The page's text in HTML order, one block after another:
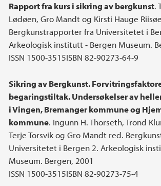
Rapport fra kurs i sikring av bergkunst.
Lødøen, Gro Mandt og Kirsti Hauge
Bergkunstrapporter fra Universitetet i
Arkeologisk institutt - Bergen Museum.
ISSN 1500-3515ISBN 82-90273-64-9
Sikring av Bergkunst.
begaringstiltak. Undersøkelser av
i Vingen, Bremanger kommune og
kommune. Ingunn H. Thorseth, Trond
Terje Torsvik og Gro Mandt red.
Universitetet i Bergen 2. Arkeologisk
Museum. Bergen, 2001
ISSN 1500-3515ISBN 82-90273-75-4